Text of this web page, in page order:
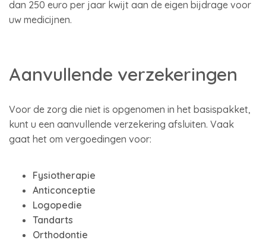
dan 250 euro per jaar kwijt aan de eigen bijdrage voor
uw medicijnen.
Aanvullende verzekeringen
Voor de zorg die niet is opgenomen in het basispakket,
kunt u een aanvullende verzekering afsluiten. Vaak
gaat het om vergoedingen voor:
Fysiotherapie
Anticonceptie
Logopedie
Tandarts
Orthodontie